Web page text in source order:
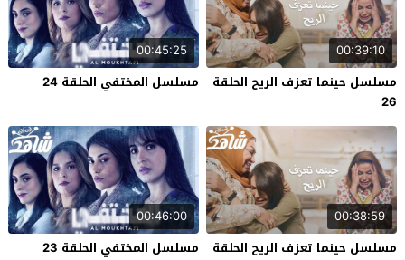
00:39:10
مسلسل حينما تعزف الريح الحلقة
26
00:45:25
مسلسل المختفي الحلقة 24
00:38:59
مسلسل حينما تعزف الريح الحلقة
00:46:00
مسلسل المختفي الحلقة 23